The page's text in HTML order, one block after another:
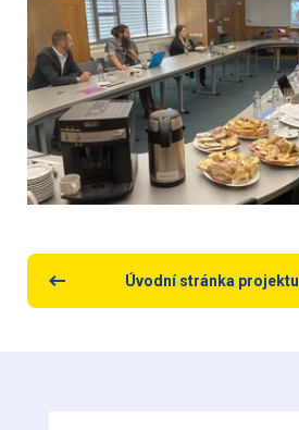
Úvodní stránka projektu